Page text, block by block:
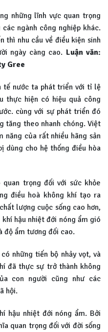
những lĩnh vực quan trọng
ngành công nghiệp khác.
thì nhu cầu về điều kiện sinh
ngày càng cao. Luận văn:
Gree
tế nước ta phát triển với tỉ lệ
thực hiện có hiệu quả công
cùng với sự phát triển đó
tăng theo nhanh chóng. Việt
của rất nhiều hãng sản
dùng cho hệ thống điều hòa
trọng đối với sức khỏe
điều hoà không khí tạo ra
lượng cuộc sống cao hơn,
hậu nhiệt đới nóng ẩm gió
độ ẩm tương đối cao.
những tiến bộ nhảy vọt, và
đã thực sự trở thành không
con người cũng như các
hội.
hậu nhiệt đới nóng ẩm. Bởi
quan trọng đối với đời sống